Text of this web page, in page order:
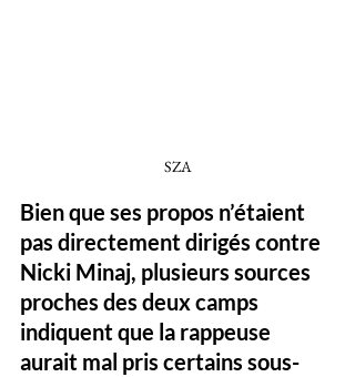
SZA
Bien que ses propos n’étaient
pas directement dirigés contre
Nicki Minaj, plusieurs sources
proches des deux camps
indiquent que la rappeuse
aurait mal pris certains sous-